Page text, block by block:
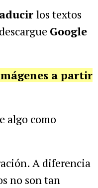
los textos
Google
a partir
algo como
A diferencia
no son tan